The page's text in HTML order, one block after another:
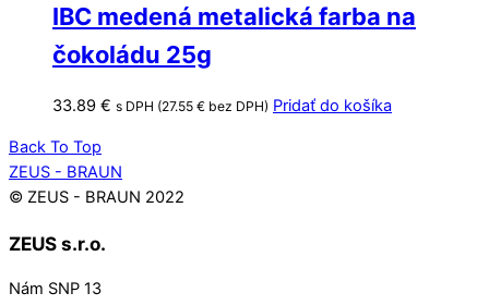
IBC medená metalická farba na
čokoládu 25g
33.89 € s DPH (27.55 € bez DPH) Pridať do košíka
Back To Top
ZEUS - BRAUN
© ZEUS - BRAUN 2022
ZEUS s.r.o.
Nám SNP 13